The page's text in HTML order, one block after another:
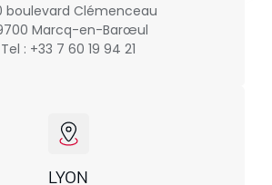
boulevard Clémenceau
Marcq-en-Barœul
Tel : +33 7 60 19 94 21
LYON